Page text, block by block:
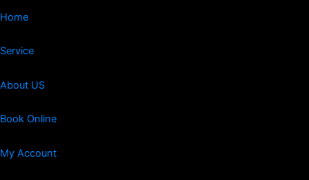
Home
Service
About US
Book Online
My Account